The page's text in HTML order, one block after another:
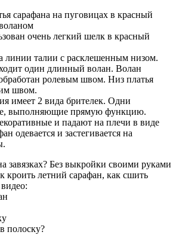
сарафана на пуговицах в красный
очень легкий шелк в красный
линии талии с расклешенным низом.
один длинный волан. Волан
ролевым швом. Низ платья
швом.
имеет 2 вида брителек. Одни
выполняющие прямую функцию.
и падают на плечи в виде
одевается и застегивается на
завязках? Без выкройки своими руками
кроить летний сарафан, как сшить
полоску?